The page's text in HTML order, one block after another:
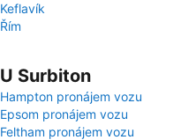
Keflavík
Řím
U Surbiton
Hampton pronájem vozu
Epsom pronájem vozu
Feltham pronájem vozu